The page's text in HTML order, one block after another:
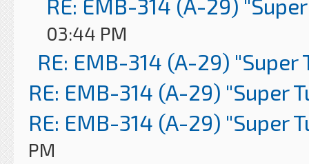
RE: EMB-314 (A-29)
03:44 PM
RE: EMB-314 (A-29) "Super
RE: EMB-314 (A-29) "Super
RE: EMB-314 (A-29) "Super
PM